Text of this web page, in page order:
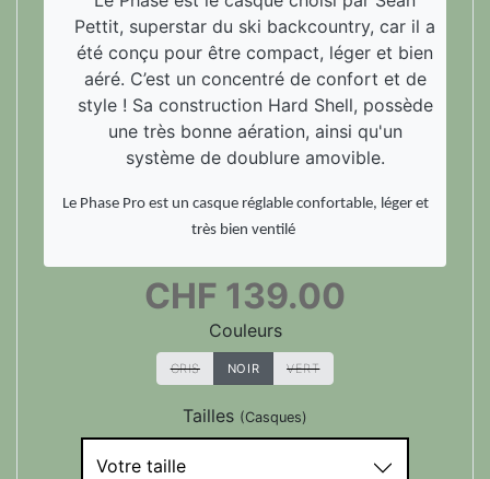
Pettit, superstar du ski backcountry, car il a
été conçu pour être compact, léger et bien
aéré. C’est un concentré de confort et de
style ! Sa construction Hard Shell, possède
une très bonne aération, ainsi qu'un
système de doublure amovible.
Le Phase Pro est un casque réglable confortable, léger et
très bien ventilé
CHF 139.00
Couleurs
GRIS NOIR VERT
Tailles (Casques)
Votre taille